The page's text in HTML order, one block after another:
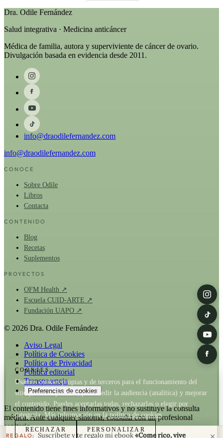
Dra. Odile Fernández
Salud integrativa · Medicina anticáncer
Médica de familia, autora y superviviente de cáncer de ovario.
Divulgación basada en evidencia desde 2011.
info@draodilefernandez.com
info@draodilefernandez.com
CONOCE
Sobre Odile
Libros
Contacta
CONTENIDO
Blog
Recetas
Suplementos
PROYECTOS
OFM Health ↗
Escuela CUID-ARTE ↗
Fundación UAPO ↗
© 2026 Dra. Odile Fernández
Aviso Legal
Política de Cookies
Política de Privacidad
Política editorial
Transparencia
Preferencias de cookies
El contenido tiene fines informativos y no sustituye la consulta
médica. Ante cualquier síntoma, consulta con un profesional
sanitario.
COOKIES
Usamos cookies propias y de terceros para el funcionamiento del
sitio y, con tu permiso, para medir la audiencia (analítica) y mejorar
el contenido. Puedes aceptarlas todas, rechazarlas o elegir por
categoría. Más información en lapolítica de cookies.
RECHAZAR
PERSONALIZAR
REGALO: Suscríbete y te regalo mi ebook«Come rico, vive